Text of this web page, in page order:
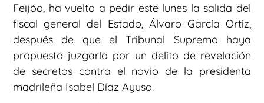
Feijóo, ha vuelto a pedir este lunes la salida del
fiscal general del Estado, Álvaro García Ortiz,
después de que el Tribunal Supremo haya
propuesto juzgarlo por un delito de revelación
de secretos contra el novio de la presidenta
madrileña Isabel Díaz Ayuso.